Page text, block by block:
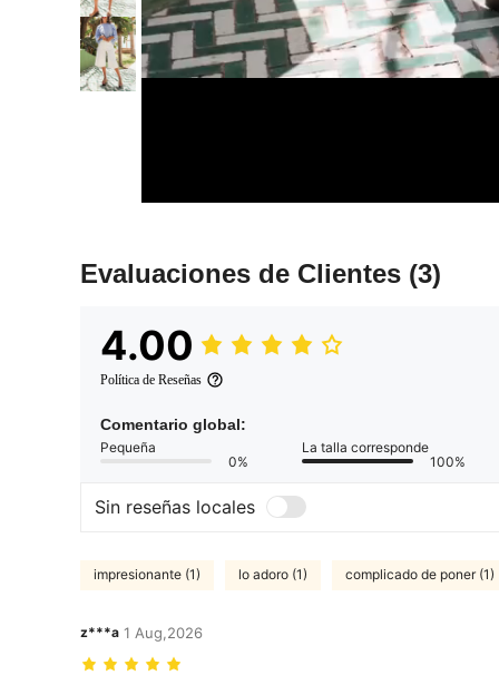
Evaluaciones de Clientes (3)
4.00
Política de Reseñas
Comentario global:
Pequeña
0%
La talla corresponde
100%
Sin reseñas locales
impresionante (1) lo adoro (1) complicado de poner (1)
z***a 1 Aug,2026